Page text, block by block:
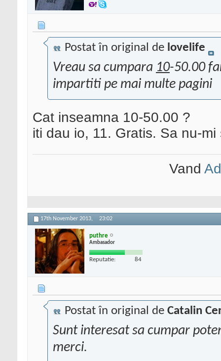
Postat în original de lovelife
Vreau sa cumpara 10-50.00
impartiti pe mai multe pagini
Cat inseamna 10-50.00 ?
iti dau io, 11. Gratis. Sa nu-
Vand
17th November 2013, 23:02
puthre
Ambasador
Reputatie: 84
Postat în original de Catalin
Sunt interesat sa cumpar
merci.